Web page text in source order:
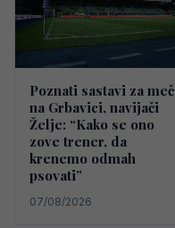
Poznati sastavi za meč
na Grbavici, navijači
Želje: “Kako se ono
zove trener, da
krenemo odmah
psovati”
07/08/2026